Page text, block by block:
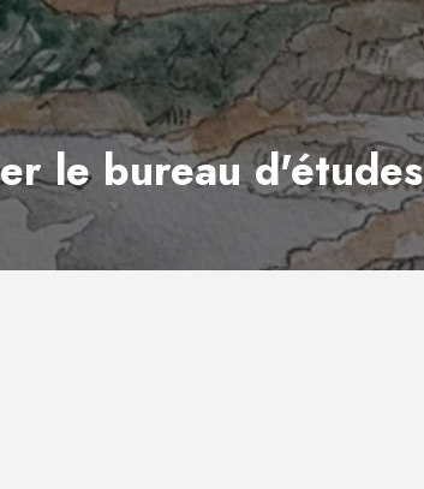
le bureau d'études